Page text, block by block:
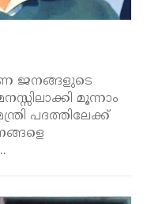
ജനങ്ങളുടെ
മൂന്നാം
പദത്തിലേക്ക്